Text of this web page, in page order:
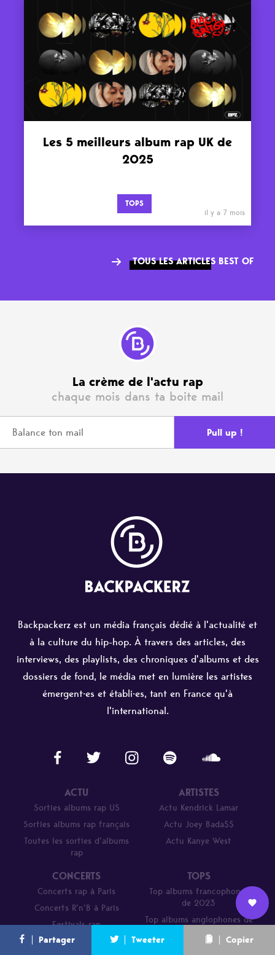
L’équipe
Nous
rejoindre
Newsletter
Partager Tweeter Copier
Les 5 meilleurs album rap UK de
2025
TOPS
il y a 7 mois
TOUS LES ARTICLES BEST OF
La crème de l'actu rap
chaque mois dans ta boite mail
Backpackerz est un média français dédié à l'actualité et
à la culture du hip-hop. À travers des articles, des
interviews, des playlists, des chroniques d'albums et des
dossiers de fond, le média met en lumière les artistes
émergent·es et établi·es, tant en France qu'à
l'international.
ACTU
Sorties albums rap US
Sorties albums rap français
Toutes les sorties d’albums
rap
ARTISTES
Actu Kendrick Lamar
Actu Joey Bada$$
Actu Kanye West
CONCERTS
Concerts rap à Paris
Concerts R’n’B à Paris
Festivals rap
TOPS
Top albums francophones
de 2023
Top albums anglophones de
2023
Parcours de DJ Mehdi en 20